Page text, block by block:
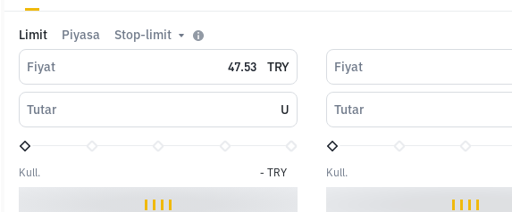
Limit Piyasa
Stop-limit
Fiyat
TRY
Tutar U
Kull. - TRY
Fiyat
Tutar
Kull.